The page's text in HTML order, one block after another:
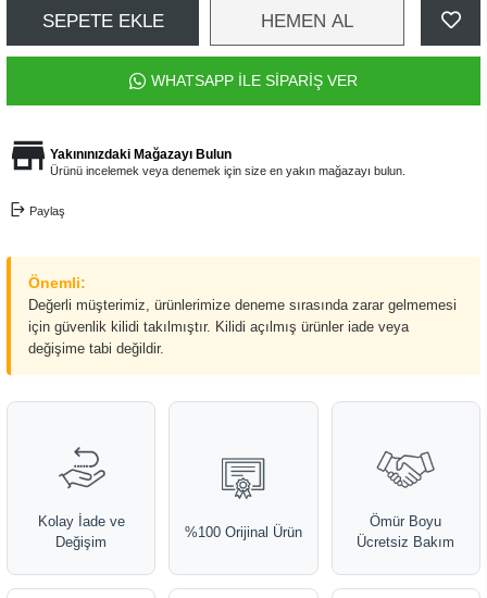
SEPETE EKLE HEMEN AL
WHATSAPP İLE SİPARİŞ VER
Yakınınızdaki Mağazayı Bulun
Ürünü incelemek veya denemek için size en yakın mağazayı bulun.
Paylaş
Önemli:
Değerli müşterimiz, ürünlerimize deneme sırasında zarar gelmemesi
için güvenlik kilidi takılmıştır. Kilidi açılmış ürünler iade veya
değişime tabi değildir.
Kolay İade ve
Değişim
%100 Orijinal Ürün
Ömür Boyu
Ücretsiz Bakım